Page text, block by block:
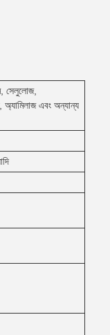
সেলুলোজ,
এবং অন্যান্য